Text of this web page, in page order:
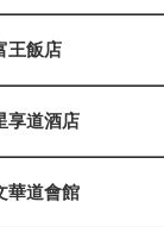
王飯店
享道酒店
華道會館